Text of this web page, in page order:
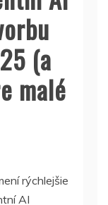
(a
malé
rýchlejšie
AI